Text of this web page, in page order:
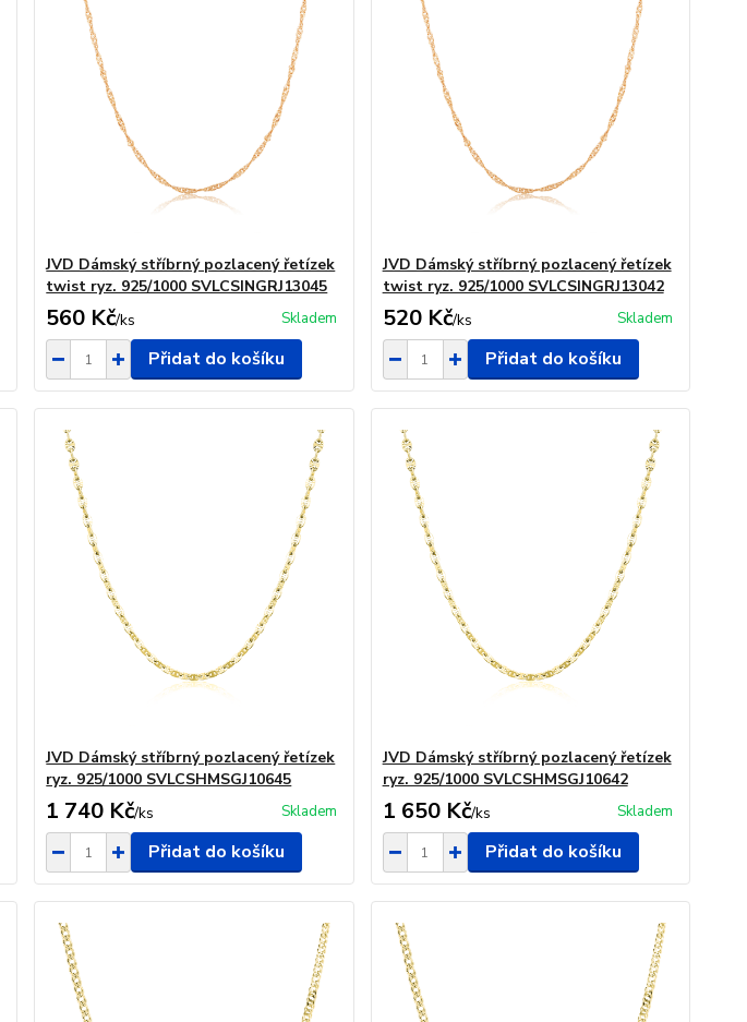
JVD Dámský stříbrný pozlacený řetízek
twist ryz. 925/1000 SVLCSINGRJ13045
560 Kč/ks Skladem
Přidat do košíku
JVD Dámský stříbrný pozlacený řetízek
twist ryz. 925/1000 SVLCSINGRJ13042
520 Kč/ks Skladem
Přidat do košíku
JVD Dámský stříbrný pozlacený řetízek
ryz. 925/1000 SVLCSHMSGJ10645
1 740 Kč/ks Skladem
Přidat do košíku
JVD Dámský stříbrný pozlacený řetízek
ryz. 925/1000 SVLCSHMSGJ10642
1 650 Kč/ks Skladem
Přidat do košíku